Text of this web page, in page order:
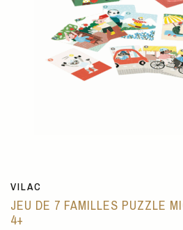
VILAC
JEU DE 7 FAMILLES PUZZLE
4+